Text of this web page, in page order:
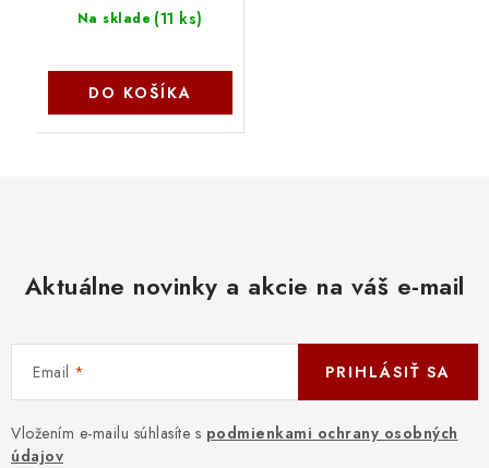
Na sklade (11 ks)
DO KOŠÍKA
Aktuálne novinky a akcie na váš e-mail
Email
Vložením e-mailu súhlasíte s podmienkami ochrany osobných
údajov
PRIHLÁSIŤ SA